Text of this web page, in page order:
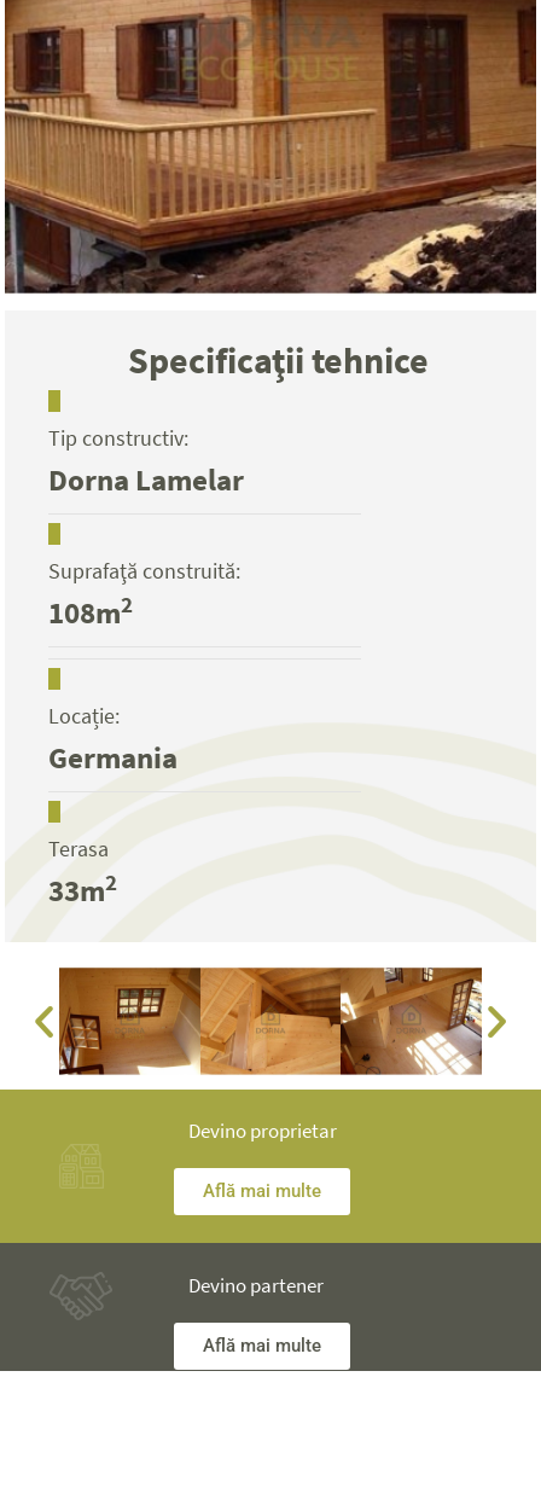
Specificaţii tehnice
Tip constructiv:
Dorna Lamelar
Suprafaţă construită:
108m2
Locație:
Germania
Terasa
33m2
Devino proprietar
Află mai multe
Devino partener
Află mai multe